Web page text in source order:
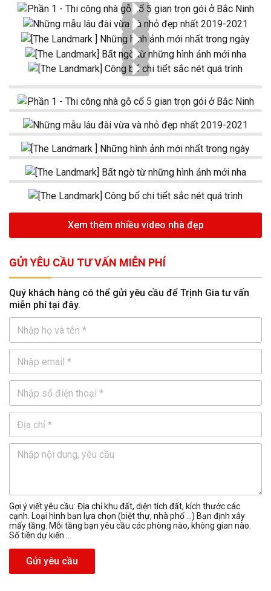
Xem thêm nhiều video nhà đẹp
GỬI YÊU CẦU TƯ VẤN MIỄN PHÍ
Quý khách hàng có thể gửi yêu cầu để Trịnh Gia tư vấn
miễn phí tại đây.
Gợi ý viết yêu cầu: Địa chỉ khu đất, diện tích đất, kích thước các
cạnh. Loại hình bạn lựa chọn (biệt thự, nhà phố …) Bạn định xây
mấy tầng. Mỗi tầng bạn yêu cầu các phòng nào, không gian nào.
Số tiền dự kiến ...
Gửi yêu cầu